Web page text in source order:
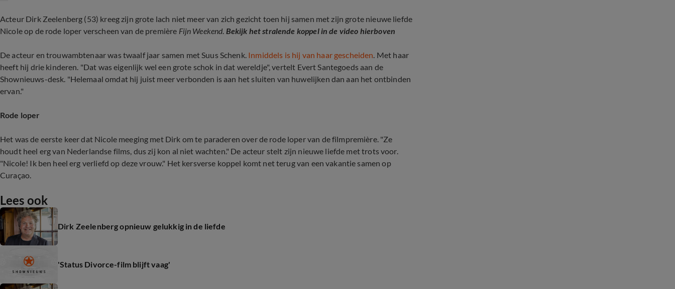
Acteur Dirk Zeelenberg (53) kreeg zijn grote lach niet meer van zich gezicht toen hij samen met zijn grote nieuwe liefde
Nicole op de rode loper verscheen van de première Fijn Weekend. Bekijk het stralende koppel in de video hierboven
De acteur en trouwambtenaar was twaalf jaar samen met Suus Schenk. Inmiddels is hij van haar gescheiden. Met haar
heeft hij drie kinderen. "Dat was eigenlijk wel een grote schok in dat wereldje", vertelt Evert Santegoeds aan de
Shownieuws-desk. "Helemaal omdat hij juist meer verbonden is aan het sluiten van huwelijken dan aan het ontbinden
ervan."
Rode loper
Het was de eerste keer dat Nicole meeging met Dirk om te paraderen over de rode loper van de filmpremière. "Ze
houdt heel erg van Nederlandse films, dus zij kon al niet wachten." De acteur stelt zijn nieuwe liefde met trots voor.
"Nicole! Ik ben heel erg verliefd op deze vrouw." Het kersverse koppel komt net terug van een vakantie samen op
Curaçao.
Lees ook
Dirk Zeelenberg opnieuw gelukkig in de liefde
'Status Divorce-film blijft vaag'